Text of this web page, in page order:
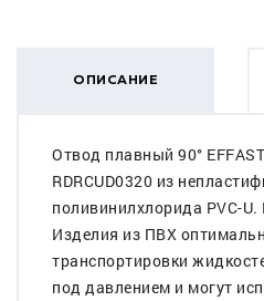
ОПИСАНИЕ
Отвод плавный 90°
RDRCUD0320 из
поливинилхлорида PVC-
Изделия из ПВХ
транспортировки
под давлением и могут